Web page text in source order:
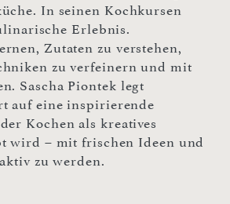
In seinen Kochkursen
Erlebnis.
Zutaten zu verstehen,
zu verfeinern und mit
Sascha Piontek legt
auf eine inspirierende
Kochen als kreatives
wird – mit frischen Ideen und
zu werden.